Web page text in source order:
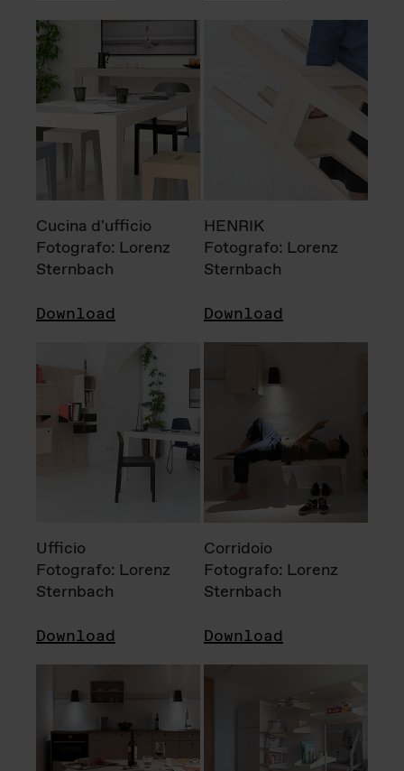
Cucina d'ufficio
Fotografo: Lorenz
Sternbach
Download
HENRIK
Fotografo: Lorenz
Sternbach
Download
Ufficio
Fotografo: Lorenz
Sternbach
Download
Corridoio
Fotografo: Lorenz
Sternbach
Download